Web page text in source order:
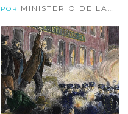
POR
MINISTERIO DE LAS
GÉNERO Y DIVERSIDAD
DE LA PROVINCIA DE
BUENOS AIRES